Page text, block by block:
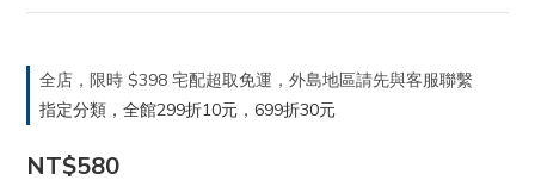
全店，限時 $398 宅配超取免運，外島地區請先與客服聯繫
指定分類，全館299折10元，699折30元
NT$580